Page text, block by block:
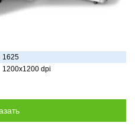
1625
1200x1200 dpi